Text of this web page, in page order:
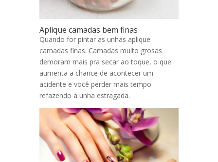
Aplique camadas bem finas
Quando for pintar as unhas aplique
camadas finas. Camadas muito grosas
demoram mais pra secar ao toque, o que
aumenta a chance de acontecer um
acidente e você perder mais tempo
refazendo a unha estragada.